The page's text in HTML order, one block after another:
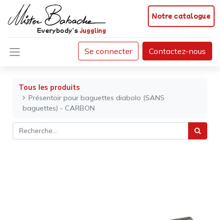
Notre catalogue
Everybody'sjuggling
Se connecter Contactez-nous
Tous les produits
Présentoir pour baguettes diabolo (SANS
baguettes) - CARBON